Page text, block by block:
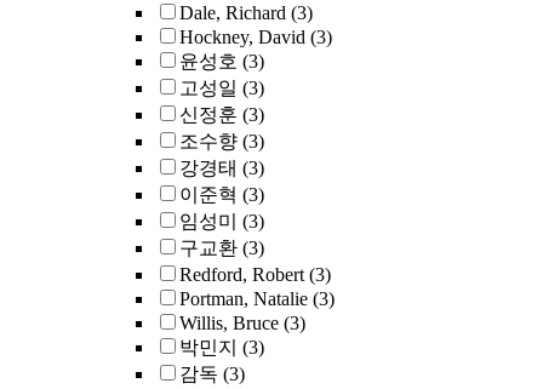
Dale, Richard (3)
Hockney, David (3)
윤성호 (3)
고성일 (3)
신정훈 (3)
조수향 (3)
강경태 (3)
이준혁 (3)
임성미
(3)
구교환 (3)
Redford, Robert (3)
Portman, Natalie (3)
Willis, Bruce (3)
박민지 (3)
감독 (3)